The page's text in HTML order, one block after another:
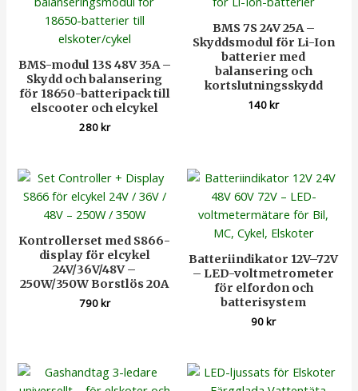
BMS-modul 13S 48V 35A –
Skydd och balansering
för 18650-batteripack till
elscooter och elcykel
280kr
BMS 7S 24V 25A –
Skyddsmodul för Li-Ion
batterier med
balansering och
kortslutningsskydd
140kr
Kontrollerset med S866-
display för elcykel
24V/36V/48V –
250W/350W Borstlös 20A
790kr
Batteriindikator 12V–72V
– LED-voltmetrometer
för elfordon och
batterisystem
90kr